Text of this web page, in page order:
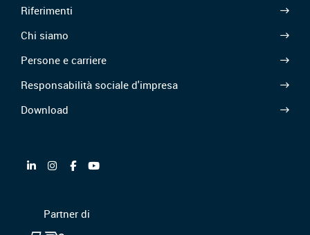
Riferimenti
Chi siamo
Persone e carriere
Responsabilità sociale d'impresa
Download
Partner di